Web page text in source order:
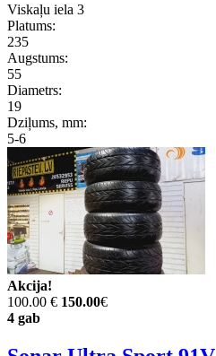
Viskaļu iela 3
Platums:
235
Augstums:
55
Diametrs:
19
Dziļums, mm:
5-6
Akcija!
100.00 € 150.00€
4 gab